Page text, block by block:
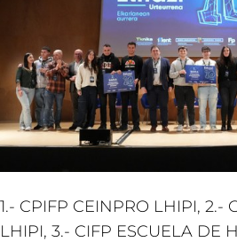
1.- CPIFP CEINPRO LHIPI, 2.-
LHIPI, 3.- CIFP ESCUELA DE